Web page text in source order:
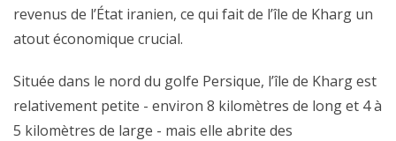
revenus de l’État iranien, ce qui fait de l’île de Kharg un
atout économique crucial.
Située dans le nord du golfe Persique, l’île de Kharg est
relativement petite - environ 8 kilomètres de long et 4 à
5 kilomètres de large - mais elle abrite des